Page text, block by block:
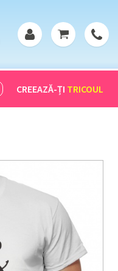
CREEAZĂ-ȚI TRICOUL